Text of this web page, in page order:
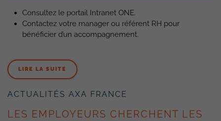
Consultez le portail Intranet ONE.
Contactez votre manager ou référent RH pour
bénéficier d’un accompagnement.
LIRE LA SUITE
ACTUALITÉS AXA FRANCE
LES EMPLOYEURS CHERCHENT LES